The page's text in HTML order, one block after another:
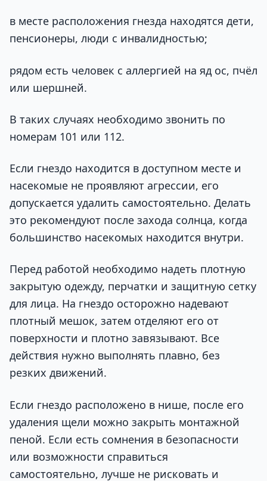
в месте расположения гнезда находятся дети,
пенсионеры, люди с инвалидностью;
рядом есть человек с аллергией на яд ос, пчёл
или шершней.
В таких случаях необходимо звонить по
номерам 101 или 112.
Если гнездо находится в доступном месте и
насекомые не проявляют агрессии, его
допускается удалить самостоятельно. Делать
это рекомендуют после захода солнца, когда
большинство насекомых находится внутри.
Перед работой необходимо надеть плотную
закрытую одежду, перчатки и защитную сетку
для лица. На гнездо осторожно надевают
плотный мешок, затем отделяют его от
поверхности и плотно завязывают. Все
действия нужно выполнять плавно, без
резких движений.
Если гнездо расположено в нише, после его
удаления щели можно закрыть монтажной
пеной. Если есть сомнения в безопасности
или возможности справиться
самостоятельно, лучше не рисковать и